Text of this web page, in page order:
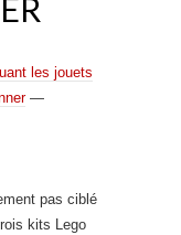
les jouets
—
pas ciblé
kits Lego